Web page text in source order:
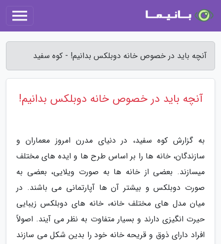
آنچه باید در خصوص خانه دوبلکس بدانیم! - کوه سفید
آنچه باید در خصوص خانه دوبلکس بدانیم!
به گزارش کوه سفید، در دنیای مدرن امروز معماران و
سازندگان، خانه ها را بر اساس طرح ها و ایده های مختلف
میسازند. بعضی از خانه ها به صورت ویلایی، بعضی به
صورت دوبلکس و بیشتر آن ها آپارتمانی می باشند. در
میان مدل های مختلف خانه، خانه های دوبلکس زیبایی
حیرت انگیزی دارند و بسیار متفاوت به نظر می آیند. اصولاً
افراد دارای ذوق و قریحه خانه خود را بدین شکل می سازند